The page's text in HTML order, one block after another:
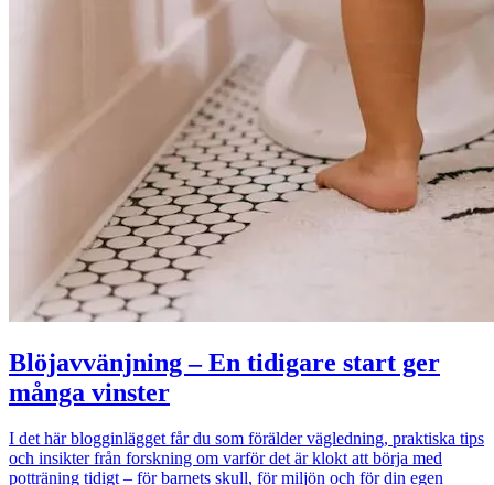
Blöjavvänjning – En tidigare start ger
många vinster
I det här blogginlägget får du som förälder vägledning, praktiska tips
och insikter från forskning om varför det är klokt att börja med
potträning tidigt – för barnets skull, för miljön och för din egen